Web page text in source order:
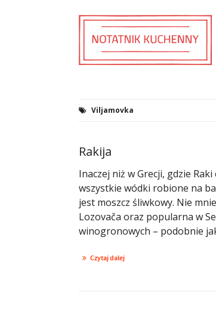
Viljamovka
Rakija
Inaczej niż w Grecji, gdzie
wszystkie wódki robione na
jest moszcz śliwkowy. Nie
Lozovača oraz popularna w
winogronowych – podobnie
Czytaj dalej